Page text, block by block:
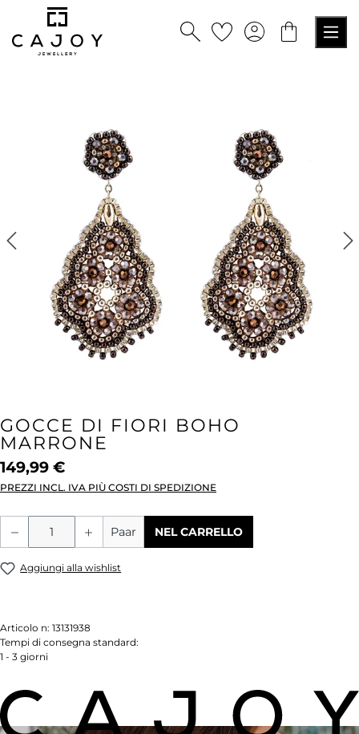
principale
GOCCE DI FIORI BOHO
MARRONE
149,99 €
PREZZI INCL. IVA PIÙ COSTI DI SPEDIZIONE
Quantità del prodotto: inserisci la
Paar NEL CARRELLO
Aggiungi alla wishlist
Articolo n: 13131938
Tempi di consegna standard:
1 - 3 giorni